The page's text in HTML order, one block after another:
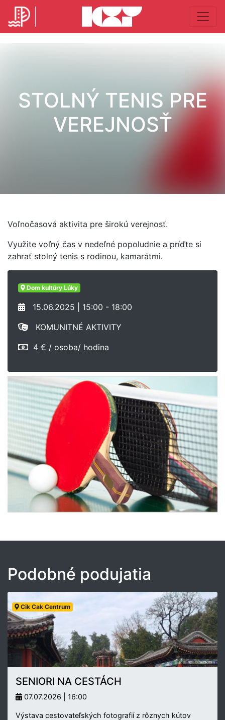
STOLNÝ TENIS PRE
VEREJNOSŤ
Voľnočasová aktivita pre širokú verejnosť.
Využite voľný čas v nedeľné popoludnie a príďte si
zahrať stolný tenis s rodinou, kamarátmi.
Dom kultúry Lúky
15.06.2025 | 15:00 - 18:00
KOMUNITNÉ AKTIVITY
4 € / osoba/ hodina
Podobné podujatia
Cik Cak Centrum
SENIORI NA CESTÁCH
07.07.2026 | 16:00
Výstava cestovateľských fotografií z rôznych kútov